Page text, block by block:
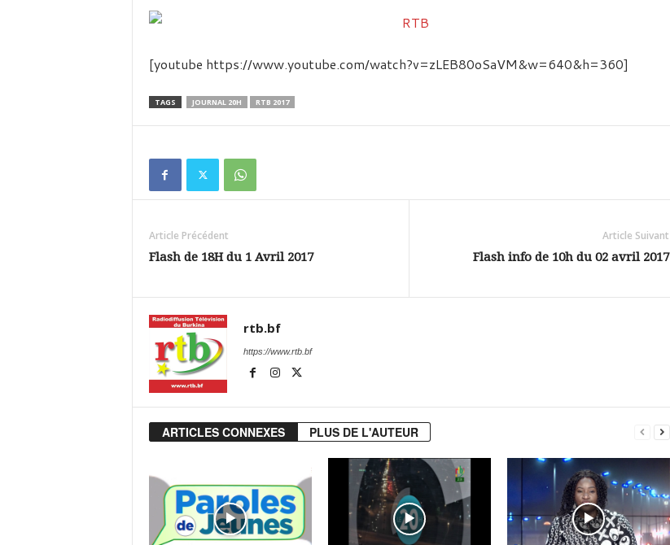
d
k
[youtube https://www.youtube.com/watch?v=zLEB80oSaVM&w=640&h=360]
TAGS JOURNAL 20H RTB 2017
Article Précédent
Flash de 18H du 1 Avril 2017
Article Suivant
Flash info de 10h du 02 avril 2017
rtb.bf
https://www.rtb.bf
ARTICLES CONNEXES PLUS DE L'AUTEUR